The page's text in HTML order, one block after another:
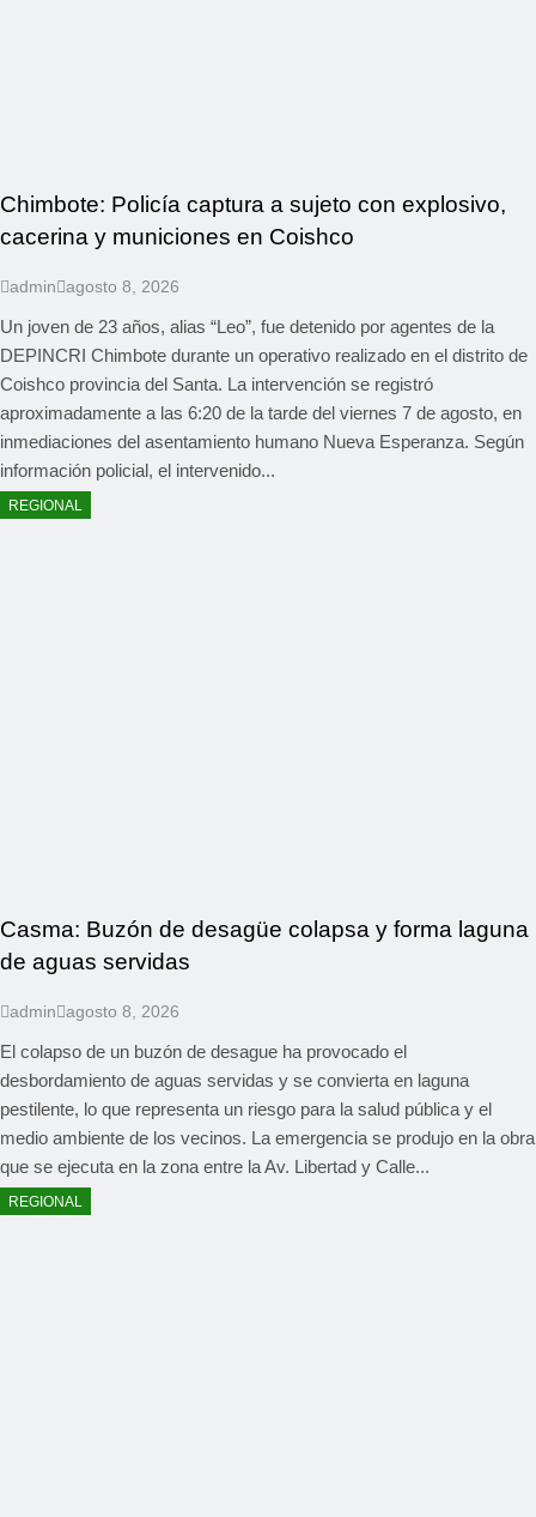
Chimbote: Policía captura a sujeto con explosivo,
cacerina y municiones en Coishco
admin agosto 8, 2026
Un joven de 23 años, alias “Leo”, fue detenido por agentes de la
DEPINCRI Chimbote durante un operativo realizado en el distrito de
Coishco provincia del Santa. La intervención se registró
aproximadamente a las 6:20 de la tarde del viernes 7 de agosto, en
inmediaciones del asentamiento humano Nueva Esperanza. Según
información policial, el intervenido...
REGIONAL
Casma: Buzón de desagüe colapsa y forma laguna
de aguas servidas
admin agosto 8, 2026
El colapso de un buzón de desague ha provocado el
desbordamiento de aguas servidas y se convierta en laguna
pestilente, lo que representa un riesgo para la salud pública y el
medio ambiente de los vecinos. La emergencia se produjo en la obra
que se ejecuta en la zona entre la Av. Libertad y Calle...
REGIONAL